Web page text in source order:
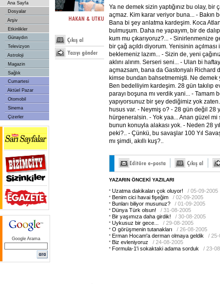
Ana Sayfa
Dosyalar
Arşiv
Etkinlikler
Günaydın
Televizyon
Astroloji
Magazin
Sağlık
Cumartesi
Aktüel Pazar
Otomobil
Sinema
Çizerler
Google Arama
Ya ne demek sizin yaptığınız bu olay, bir
açmaz. Kim karar veriyor buna... - Bakın
Bana bi şey anlatma kardeşim. Koca
bulmuşum. Daha ne yapayım, bir de dalıp
kum mu çıkarıyoruz?... - Sinirlenmenize
bir çağ açıldı diyorum. Yenisinin
beklemeniz lazım... - Sizin de, yeni
aklını alırım. Serseri seni... - Ulan bi
açmazsam, bana da Gastonyalı Richard
kimse bundan bahsetmemişti. Ne demek
Ben bedelliyim kardeşim. 28 gün takılıp
parayı boşuna mı verdik yani... - Tamam
yapıyorsunuz bir şey dediğimiz yok zaten.
husus var. - Neymiş o? - 28 gün değil 28
hürgeneralsin. - Yok yaa... Anan güzel mi
bunun konuyla alakası yok. - Neden 28
peki?.. - Çünkü, bu savaşlar 100 Yıl
mı şimdi, akıllı kuş?..
YAZARIN ÖNCEKİ YAZILARI
Uzatma dakikaları çok oluyor!
/ 05-09-2005
Benim cici havai fişeğim
/ 02-09-2005
Bunları biliyor musunuz?
/ 01-09-2005
Dünya Türk olsun!
/ 31-08-2005
Bir yaşımıza daha girdik!
/ 30-08-2005
Uykusuz bir gece...
/ 29-08-2005
O görüşmenin tutanakları
/ 26-08-2005
Erman Hocam'a derman olmaya geldik
/ 25-
Biz evleniyoruz
/ 24-08-2005
Formula-1'i sokaktaki adama sorduk
/ 23-